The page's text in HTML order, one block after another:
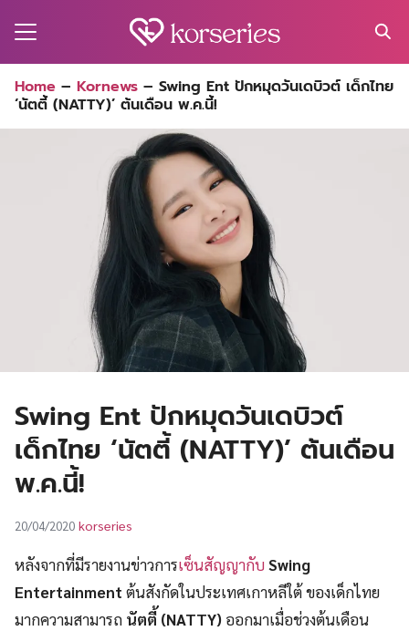
for:
Home – Kornews – Swing Ent ปักหมุดวันเดบิวต์ เด็กไทย
‘นัตตี้ (NATTY)’ ต้นเดือน พ.ค.นี้!
Swing Ent ปักหมุดวันเดบิวต์
เด็กไทย ‘นัตตี้ (NATTY)’ ต้นเดือน
พ.ค.นี้!
20/04/2020 korseries
หลังจากที่มีรายงานข่าวการเซ็นสัญญากับ Swing
Entertainment ต้นสังกัดในประเทศเกาหลีใต้ ของเด็กไทย
มากความสามารถ นัตตี้ (NATTY) ออกมาเมื่อช่วงต้นเดือน